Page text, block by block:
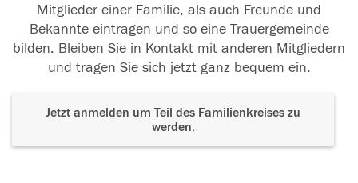
Mitglieder einer Familie, als auch Freunde und
Bekannte eintragen und so eine Trauergemeinde
bilden. Bleiben Sie in Kontakt mit anderen Mitgliedern
und tragen Sie sich jetzt ganz bequem ein.
Jetzt anmelden um Teil des Familienkreises zu
werden.